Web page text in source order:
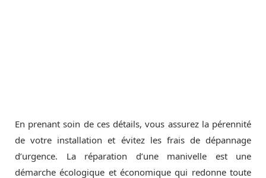
En prenant soin de ces détails, vous assurez la pérennité
de votre installation et évitez les frais de dépannage
d’urgence. La réparation d’une manivelle est une
démarche écologique et économique qui redonne toute